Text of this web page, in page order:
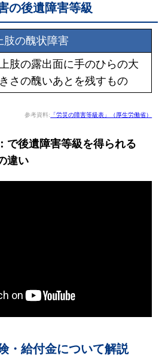
の後遺障害等級
肢の醜状障害
上肢の露出面に手のひらの大
きさの醜いあとを残すもの
参考資料: 「労災の障害等級表」（厚生労働省）
で後遺障害等級を得られる
違い
・給付金について解説